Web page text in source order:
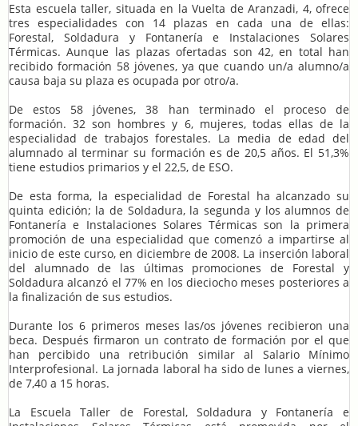
Esta escuela taller, situada en la Vuelta de Aranzadi, 4, ofrece
tres especialidades con 14 plazas en cada una de ellas:
Forestal, Soldadura y Fontanería e Instalaciones Solares
Térmicas. Aunque las plazas ofertadas son 42, en total han
recibido formación 58 jóvenes, ya que cuando un/a alumno/a
causa baja su plaza es ocupada por otro/a.
De estos 58 jóvenes, 38 han terminado el proceso de
formación. 32 son hombres y 6, mujeres, todas ellas de la
especialidad de trabajos forestales. La media de edad del
alumnado al terminar su formación es de 20,5 años. El 51,3%
tiene estudios primarios y el 22,5, de ESO.
De esta forma, la especialidad de Forestal ha alcanzado su
quinta edición; la de Soldadura, la segunda y los alumnos de
Fontanería e Instalaciones Solares Térmicas son la primera
promoción de una especialidad que comenzó a impartirse al
inicio de este curso, en diciembre de 2008. La inserción laboral
del alumnado de las últimas promociones de Forestal y
Soldadura alcanzó el 77% en los dieciocho meses posteriores a
la finalización de sus estudios.
Durante los 6 primeros meses las/os jóvenes recibieron una
beca. Después firmaron un contrato de formación por el que
han percibido una retribución similar al Salario Mínimo
Interprofesional. La jornada laboral ha sido de lunes a viernes,
de 7,40 a 15 horas.
La Escuela Taller de Forestal, Soldadura y Fontanería e